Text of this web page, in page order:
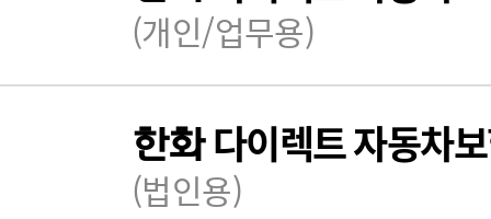
(개인/업무용)
한화다이렉트 자동차
(법인용)